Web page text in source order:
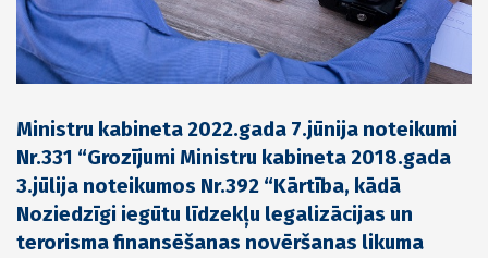
Ministru kabineta 2022.gada 7.jūnija noteikumi
Nr.331 “Grozījumi Ministru kabineta 2018.gada
3.jūlija noteikumos Nr.392 “Kārtība, kādā
Noziedzīgi iegūtu līdzekļu legalizācijas un
terorisma finansēšanas novēršanas likuma